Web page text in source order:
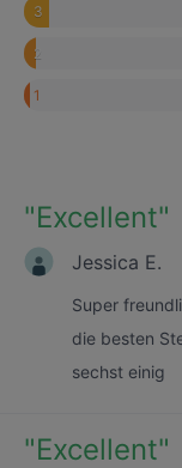
3
2
1
"Excellent"
Jessica E.
Super
die besten
sechst einig
"Excellent"